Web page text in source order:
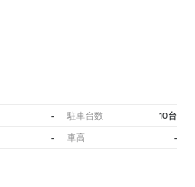
- 駐車台数 10台
- 車高 -